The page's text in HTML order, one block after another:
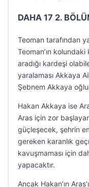
DAHA 17 2.
Teoman tarafından
Teoman’ın
aradığı kardeşi
yaralaması Akkaya
Şebnem Akkaya
Hakan Akkaya ise
Aras için zor
güçleşecek, şehrin
gereken karanlık
kavuşmaması için
yapacaktır.
Ancak Hakan’ın